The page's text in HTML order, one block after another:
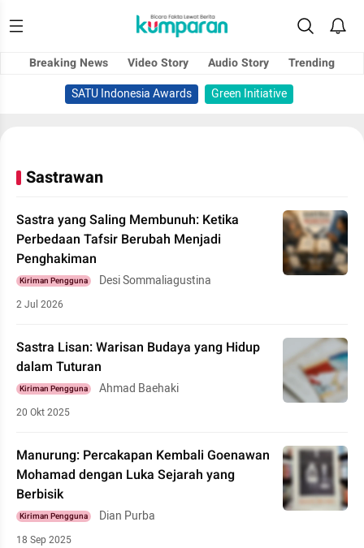
Breaking News Video Story Audio Story
Trending
SATU Indonesia Awards
Green Initiative
Sastrawan
Sastra yang Saling Membunuh: Ketika
Perbedaan Tafsir Berubah Menjadi
Penghakiman
Kiriman Pengguna Desi Sommaliagustina
2 Jul 2026
Sastra Lisan: Warisan Budaya yang Hidup
dalam Tuturan
Kiriman Pengguna Ahmad Baehaki
20 Okt 2025
Manurung: Percakapan Kembali Goenawan
Mohamad dengan Luka Sejarah yang
Berbisik
Kiriman Pengguna Dian Purba
18 Sep 2025